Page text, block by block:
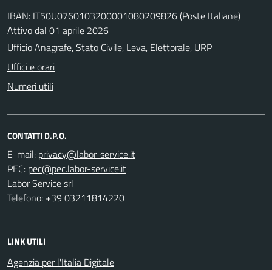
IBAN: IT50U0760103200001080209826 (Poste Italiane)
Attivo dal 01 aprile 2026
Ufficio Anagrafe, Stato Civile, Leva, Elettorale, URP
Uffici e orari
Numeri utili
CONTATTI D.P.O.
E-mail:
PEC:
Labor Service srl
Telefono: +39 03211814220
LINK UTILI
Agenzia per l'Italia Digitale